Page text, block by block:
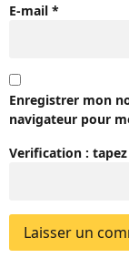
E-mail *
Enregistrer mon
navigateur pour
Verification :